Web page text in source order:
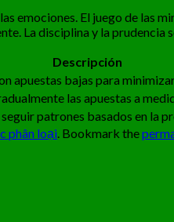
emociones. El juego de las
La disciplina y la
Descripción
apuestas bajas para
las apuestas a
patrones basados en la
phân loại. Bookmark the